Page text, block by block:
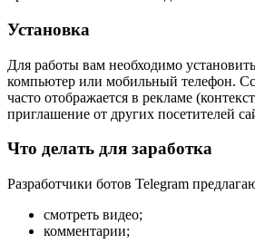
Установка
Для работы вам необходимо
компьютер или мобильный телефон.
часто отображается в рекламе
приглашение от других посетителей
Что делать для заработка
Разработчики ботов Telegram
смотреть видео;
комментарии;